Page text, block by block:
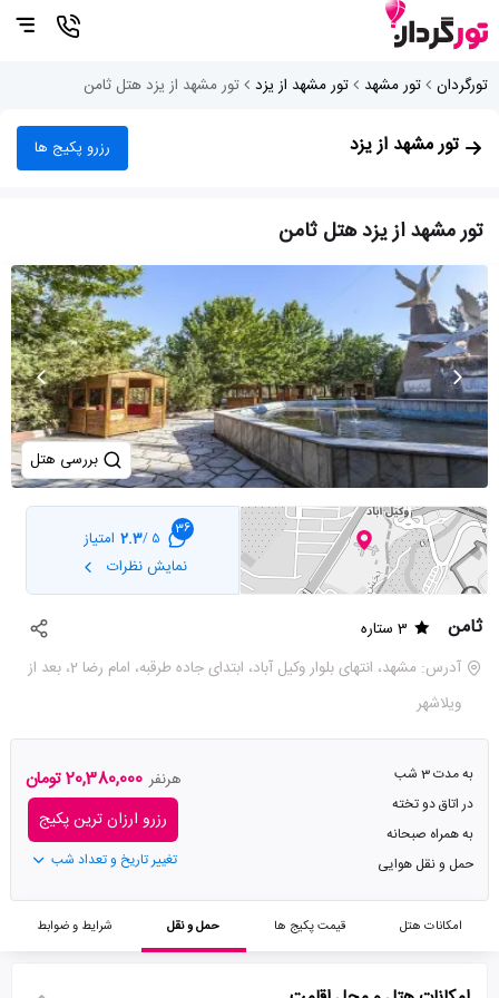
تورگردان تور مشهد تور مشهد از یزد تور مشهد از یزد هتل ثامن
تور مشهد از یزد رزرو پکیج ها
تور مشهد از یزد هتل ثامن
بررسی هتل
36
5 /
2.3 امتیاز
نمایش نظرات
ثامن
3 ستاره
آدرس: مشهد، انتهای بلوار وکیل آباد، ابتدای جاده طرقبه، امام رضا 2، بعد از
ویلاشهر
به مدت 3 شب
در اتاق دو تخته
به همراه صبحانه
حمل و نقل هوایی
هرنفر 20,380,000 تومان
رزرو ارزان ترین پکیج
تغییر تاریخ و تعداد شب
امکانات هتل قیمت پکیج ها حمل و نقل شرایط و ضوابط